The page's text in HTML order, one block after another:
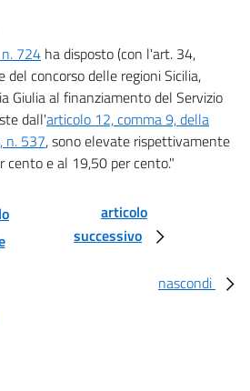
724 ha disposto (con l'art. 34,
del concorso delle regioni Sicilia,
Giulia al finanziamento del Servizio
dall'articolo 12, comma 9, della
n. 537, sono elevate rispettivamente
cento e al 19,50 per cento."
articolo
successivo
nascondi